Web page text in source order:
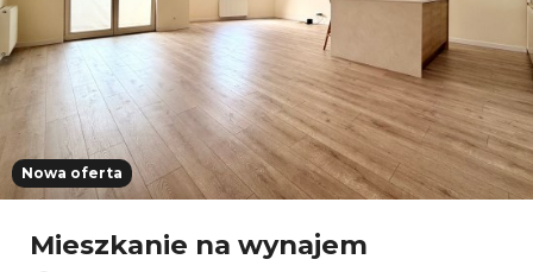
Leaflet|© OpenMapTiles© OpenStreetMap contributors
Nowa oferta
Mieszkanie na wynajem